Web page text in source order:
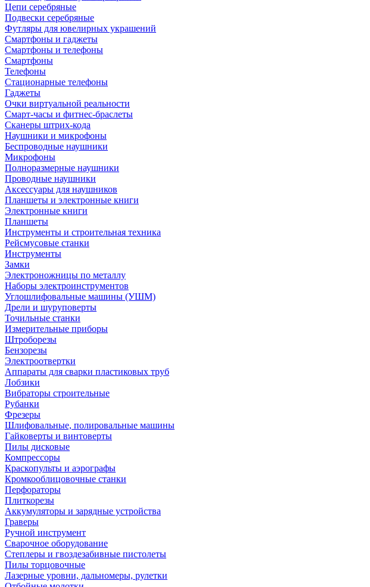
Цепи серебряные
Подвески серебряные
Футляры для ювелирных украшений
Смартфоны и гаджеты
Смартфоны и телефоны
Смартфоны
Телефоны
Стационарные телефоны
Гаджеты
Очки виртуальной реальности
Смарт-часы и фитнес-браслеты
Сканеры штрих-кода
Наушники и микрофоны
Беспроводные наушники
Микрофоны
Полноразмерные наушники
Проводные наушники
Аксессуары для наушников
Планшеты и электронные книги
Электронные книги
Планшеты
Инструменты и строительная техника
Рейсмусовые станки
Инструменты
Замки
Электроножницы по металлу
Наборы электроинструментов
Углошлифовальные машины (УШМ)
Дрели и шуруповерты
Точильные станки
Измерительные приборы
Штроборезы
Бензорезы
Электроотвертки
Аппараты для сварки пластиковых труб
Лобзики
Вибраторы строительные
Рубанки
Фрезеры
Шлифовальные, полировальные машины
Гайковерты и винтоверты
Пилы дисковые
Компрессоры
Краскопульты и аэрографы
Кромкооблицовочные станки
Перфораторы
Плиткорезы
Аккумуляторы и зарядные устройства
Граверы
Ручной инструмент
Сварочное оборудование
Степлеры и гвоздезабивные пистолеты
Пилы торцовочные
Лазерные уровни, дальномеры, рулетки